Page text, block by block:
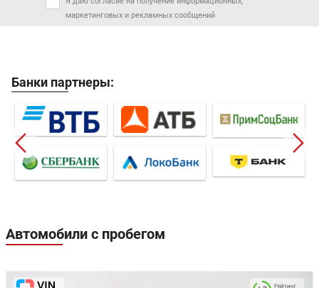
маркетинговых и рекламных сообщений
Банки партнеры:
Автомобили с пробегом
Рейтинг